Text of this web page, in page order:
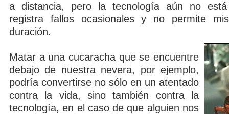
a distancia, pero la tecnología aún no está
registra fallos ocasionales y no permite
duración.
Matar a una cucaracha que se encuentre
debajo de nuestra nevera, por ejemplo,
podría convertirse no sólo en un atentado
contra la vida, sino también contra la
tecnología, en el caso de que alguien nos